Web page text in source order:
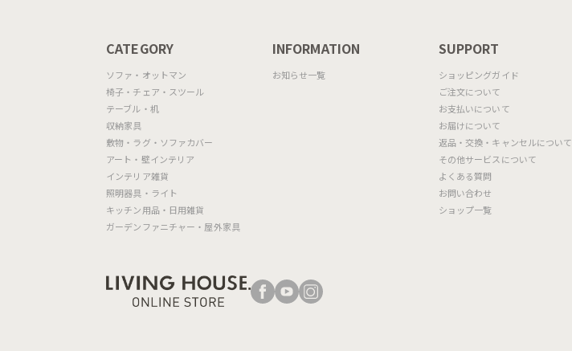
CATEGORY
ソファ・オットマン
椅子・チェア・スツール
テーブル・机
収納家具
敷物・ラグ・ソファカバー
アート・壁インテリア
インテリア雑貨
照明器具・ライト
キッチン用品・日用雑貨
ガーデンファニチャー・屋外家具
INFORMATION
お知らせ一覧
SUPPORT
ショッピングガイド
ご注文について
お支払いについて
お届けについて
返品・交換・キャンセルについて
その他サービスについて
よくある質問
お問い合わせ
ショップ一覧